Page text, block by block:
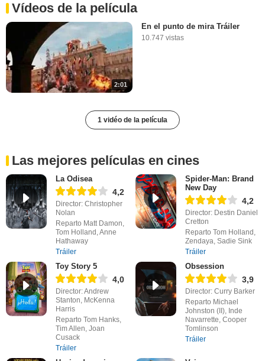
Vídeos de la película
2:01
En el punto de mira Tráiler
10.747 vistas
1 vidéo de la película
Las mejores películas en cines
La Odisea
4,2
Director: Christopher
Nolan
Reparto Matt Damon,
Tom Holland, Anne
Hathaway
Tráiler
Spider-Man: Brand
New Day
4,2
Director: Destin Daniel
Cretton
Reparto Tom Holland,
Zendaya, Sadie Sink
Tráiler
Toy Story 5
4,0
Director: Andrew
Stanton, McKenna
Harris
Reparto Tom Hanks,
Tim Allen, Joan
Cusack
Tráiler
Obsession
3,9
Director: Curry Barker
Reparto Michael
Johnston (II), Inde
Navarrette, Cooper
Tomlinson
Tráiler